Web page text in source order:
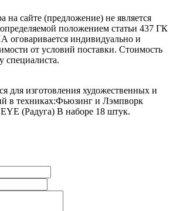
на сайте (предложение) не является
положением статьи 437 ГК
индивидуально и
от условий поставки. Стоимость
специалиста.
для изготовления художественных и
в техниках:Фьюзинг и Лэмпворк
(Радуга) В наборе 18 штук.